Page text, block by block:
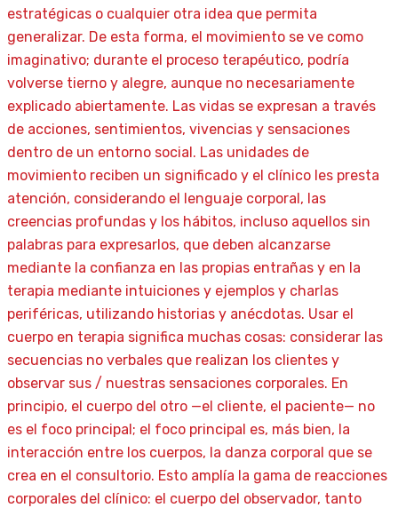
estratégicas o cualquier otra idea que permita
generalizar. De esta forma, el movimiento se ve como
imaginativo; durante el proceso terapéutico, podría
volverse tierno y alegre, aunque no necesariamente
explicado abiertamente. Las vidas se expresan a través
de acciones, sentimientos, vivencias y sensaciones
dentro de un entorno social. Las unidades de
movimiento reciben un significado y el clínico les presta
atención, considerando el lenguaje corporal, las
creencias profundas y los hábitos, incluso aquellos sin
palabras para expresarlos, que deben alcanzarse
mediante la confianza en las propias entrañas y en la
terapia mediante intuiciones y ejemplos y charlas
periféricas, utilizando historias y anécdotas. Usar el
cuerpo en terapia significa muchas cosas: considerar las
secuencias no verbales que realizan los clientes y
observar sus / nuestras sensaciones corporales. En
principio, el cuerpo del otro —el cliente, el paciente— no
es el foco principal; el foco principal es, más bien, la
interacción entre los cuerpos, la danza corporal que se
crea en el consultorio. Esto amplía la gama de reacciones
corporales del clínico: el cuerpo del observador, tanto